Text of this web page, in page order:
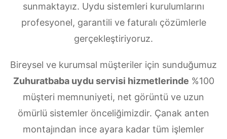
sunmaktayız. Uydu sistemleri kurulumlarını
profesyonel, garantili ve faturalı çözümlerle
gerçekleştiriyoruz.
Bireysel ve kurumsal müşteriler için sunduğumuz
Zuhuratbaba uydu servisi hizmetlerinde %100
müşteri memnuniyeti, net görüntü ve uzun
ömürlü sistemler önceliğimizdir. Çanak anten
montajından ince ayara kadar tüm işlemler